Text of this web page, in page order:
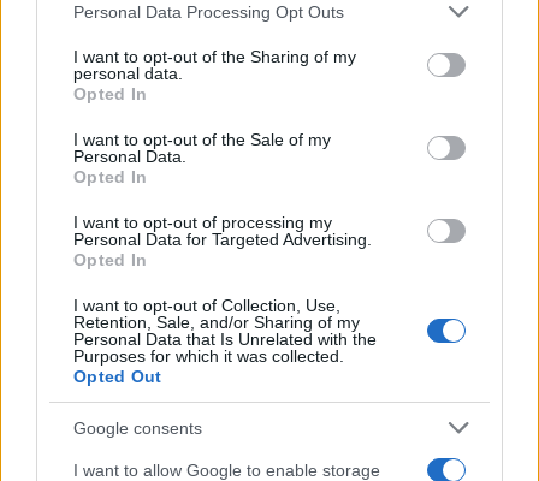
Please note that this website/app uses one or more Google
not limited to your visit or usage behaviour. You may click to
grant or deny consent to Google and its third-party tags to
use your data for below specified purposes in below Google
consent section.
Personal Data Processing Opt Outs
I want to opt-out of the Sharing of my
personal data.
Opted In
I want to opt-out of the Sale of my
Personal Data.
Opted In
I want to opt-out of processing my
Personal Data for Targeted Advertising.
Opted In
I want to opt-out of Collection, Use,
Retention, Sale, and/or Sharing of my
Personal Data that Is Unrelated with the
Purposes for which it was collected.
Opted Out
Google consents
I want to allow Google to enable storage
para tu mascota.
AUTOR
Redacción Petstory.es